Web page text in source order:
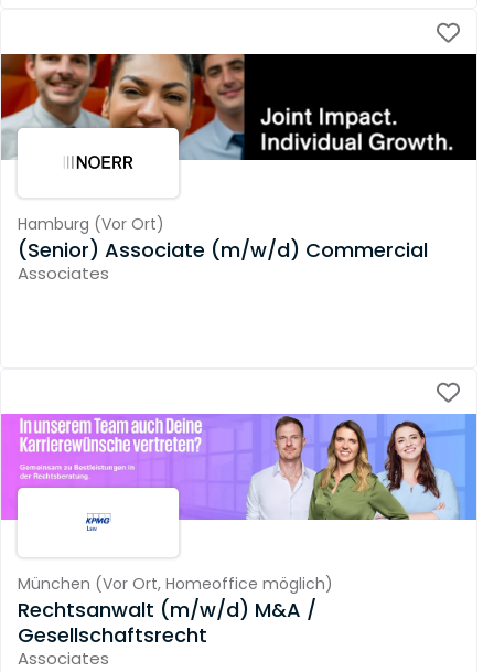
Hamburg (Vor Ort)
(Senior) Associate (m/w/d) Commercial
Associates
München (Vor Ort, Homeoffice möglich)
Rechtsanwalt (m/w/d) M&A /
Gesellschaftsrecht
Associates